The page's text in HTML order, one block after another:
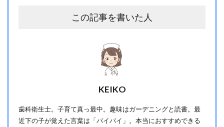
この記事を書いた人
KEIKO
歯科衛生士。子育て真っ最中。趣味はガーデニングと読書。最
近下の子が覚えた言葉は「バイバイ」。本当におすすめできる